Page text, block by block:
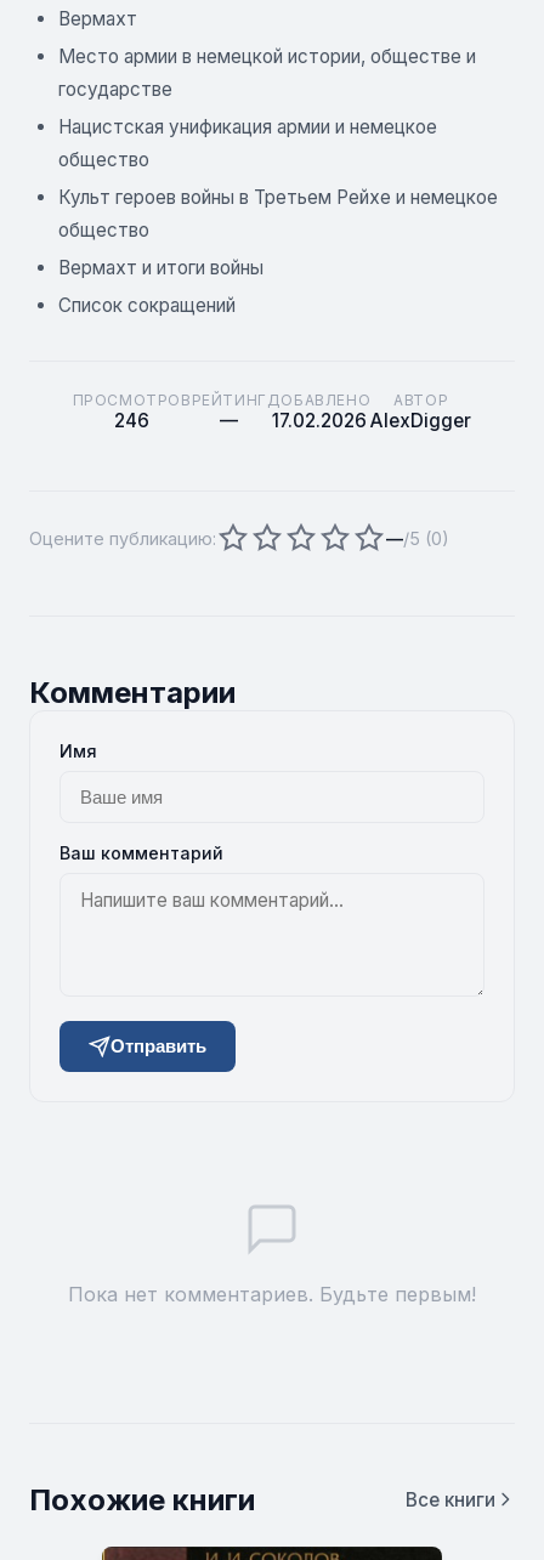
Вермахт
Место армии в немецкой истории, обществе и
государстве
Нацистская унификация армии и немецкое
общество
Культ героев войны в Третьем Рейхе и немецкое
общество
Вермахт и итоги войны
Список сокращений
ПРОСМОТРОВ
246
РЕЙТИНГ
—
ДОБАВЛЕНО
17.02.2026
АВТОР
AlexDigger
Оцените публикацию: —/5 (0)
Комментарии
Имя
Ваш комментарий
Отправить
Пока нет комментариев. Будьте первым!
Похожие книги Все книги